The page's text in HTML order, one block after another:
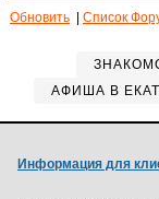
Обновить Список
АФИША В
Информация для